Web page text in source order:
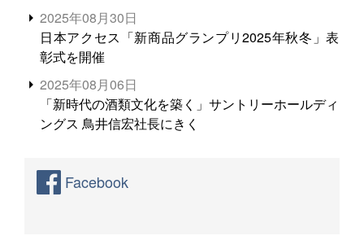
2025年08月30日
日本アクセス「新商品グランプリ2025年秋冬」表
彰式を開催
2025年08月06日
「新時代の酒類文化を築く」サントリーホールディ
ングス 鳥井信宏社長にきく
Facebook